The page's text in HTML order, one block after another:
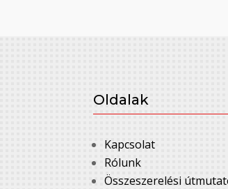
Oldalak
Kapcsolat
Rólunk
Összeszerelési